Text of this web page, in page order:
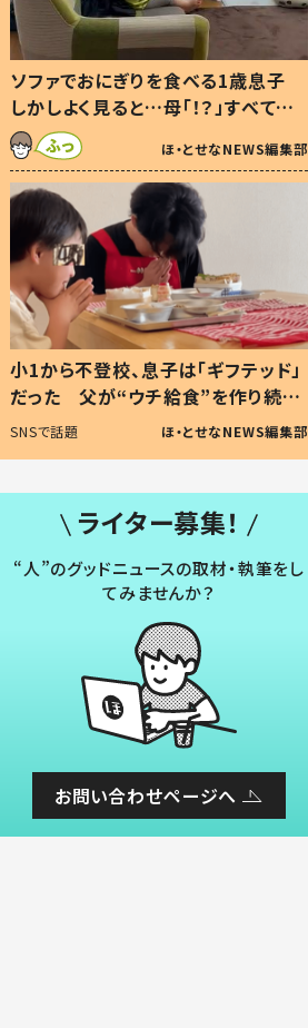
ソファでおにぎりを食べる1歳息子
しかしよく見ると…母「！？」すべてを
察した母の投稿に「可愛いから許
す！」「現行犯〜」
ほ・とせなNEWS編集部
小1から不登校、息子は「ギフテッド」
だった 父が“ウチ給食”を作り続け
る理由とは #令和の親 #令和の子
SNSで話題 ほ・とせなNEWS編集部
ライター募集！
“人”のグッドニュースの取材・執筆をし
てみませんか？
お問い合わせページへ